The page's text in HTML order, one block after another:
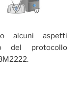
alcuni aspetti
del protocollo